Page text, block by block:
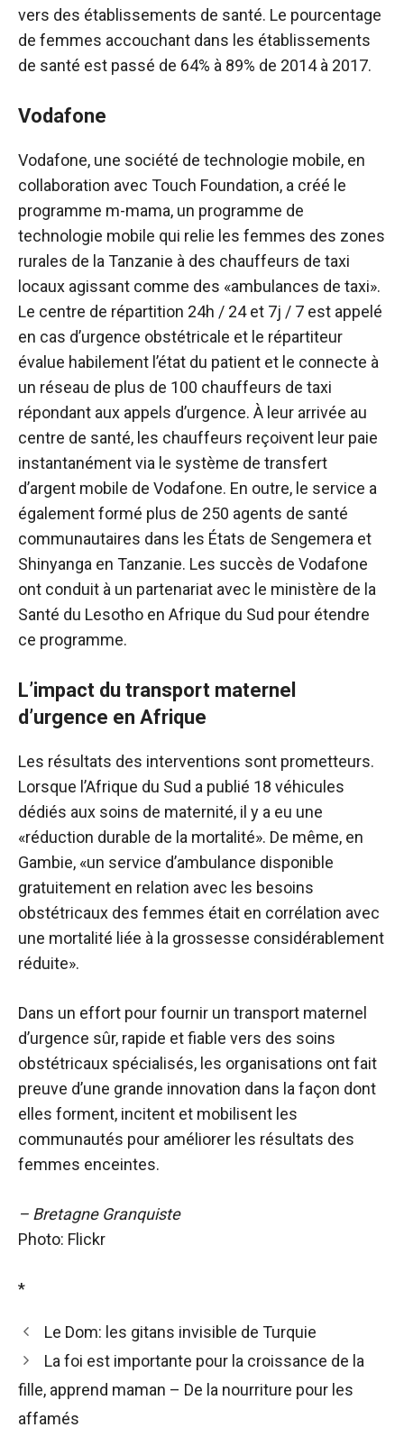
vers des établissements de santé. Le pourcentage
de femmes accouchant dans les établissements
de santé est passé de 64% à 89% de 2014 à 2017.
Vodafone
Vodafone, une société de technologie mobile, en
collaboration avec Touch Foundation, a créé le
programme m-mama, un programme de
technologie mobile qui relie les femmes des zones
rurales de la Tanzanie à des chauffeurs de taxi
locaux agissant comme des «ambulances de taxi».
Le centre de répartition 24h / 24 et 7j / 7 est appelé
en cas d’urgence obstétricale et le répartiteur
évalue habilement l’état du patient et le connecte à
un réseau de plus de 100 chauffeurs de taxi
répondant aux appels d’urgence. À leur arrivée au
centre de santé, les chauffeurs reçoivent leur paie
instantanément via le système de transfert
d’argent mobile de Vodafone. En outre, le service a
également formé plus de 250 agents de santé
communautaires dans les États de Sengemera et
Shinyanga en Tanzanie. Les succès de Vodafone
ont conduit à un partenariat avec le ministère de la
Santé du Lesotho en Afrique du Sud pour étendre
ce programme.
L’impact du transport maternel
d’urgence en Afrique
Les résultats des interventions sont prometteurs.
Lorsque l’Afrique du Sud a publié 18 véhicules
dédiés aux soins de maternité, il y a eu une
«réduction durable de la mortalité». De même, en
Gambie, «un service d’ambulance disponible
gratuitement en relation avec les besoins
obstétricaux des femmes était en corrélation avec
une mortalité liée à la grossesse considérablement
réduite».
Dans un effort pour fournir un transport maternel
d’urgence sûr, rapide et fiable vers des soins
obstétricaux spécialisés, les organisations ont fait
preuve d’une grande innovation dans la façon dont
elles forment, incitent et mobilisent les
communautés pour améliorer les résultats des
femmes enceintes.
– Bretagne Granquiste
Photo: Flickr
*
Le Dom: les gitans invisible de Turquie
La foi est importante pour la croissance de la
fille, apprend maman – De la nourriture pour les
affamés